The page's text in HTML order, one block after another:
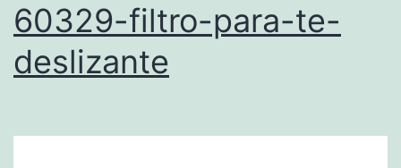
60329-filtro-para-te-
deslizante